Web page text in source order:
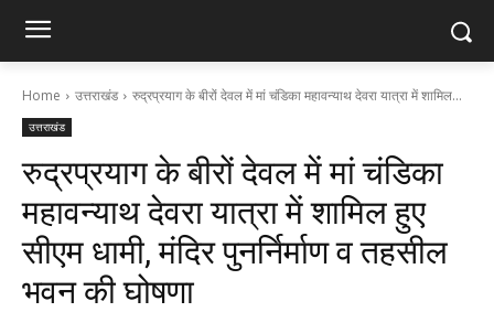
Home उत्तराखंड रुद्रप्रयाग के बीरों देवल में मां चंडिका महावन्याथ देवरा यात्रा में शामिल...
उत्तराखंड
रुद्रप्रयाग के बीरों देवल में मां चंडिका
महावन्याथ देवरा यात्रा में शामिल हुए
सीएम धामी, मंदिर पुनर्निर्माण व तहसील
भवन की घोषणा